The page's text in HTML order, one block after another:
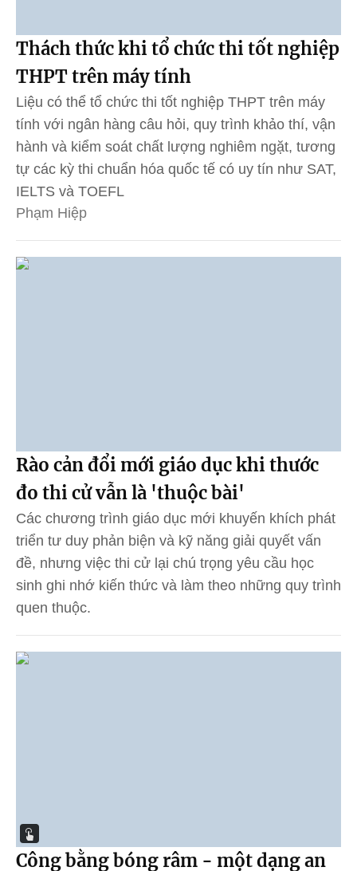
Thách thức khi tổ chức thi tốt nghiệp
THPT trên máy tính
Liệu có thể tổ chức thi tốt nghiệp THPT trên máy
tính với ngân hàng câu hỏi, quy trình khảo thí, vận
hành và kiểm soát chất lượng nghiêm ngặt, tương
tự các kỳ thi chuẩn hóa quốc tế có uy tín như SAT,
IELTS và TOEFL
Phạm Hiệp
Rào cản đổi mới giáo dục khi thước
đo thi cử vẫn là 'thuộc bài'
Các chương trình giáo dục mới khuyến khích phát
triển tư duy phản biện và kỹ năng giải quyết vấn
đề, nhưng việc thi cử lại chú trọng yêu cầu học
sinh ghi nhớ kiến thức và làm theo những quy trình
quen thuộc.
Công bằng bóng râm - một dạng an